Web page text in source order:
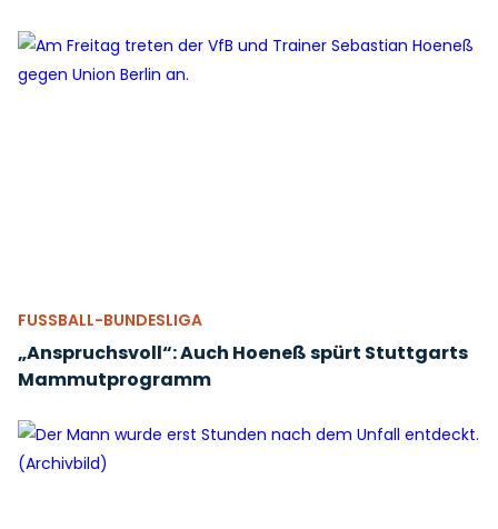
FUSSBALL-BUNDESLIGA
„Anspruchsvoll“: Auch Hoeneß spürt Stuttgarts
Mammutprogramm